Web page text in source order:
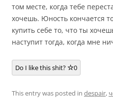
том месте, когда тебе
хочешь. Юность кончается
купить себе то, что ты
наступит тогда, когда мне
Do I like this shit? 0
This entry was posted in despair,